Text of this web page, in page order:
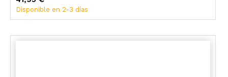
Disponible en 2-3 días